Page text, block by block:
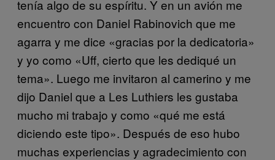
tenía algo de su espíritu. Y en un avión me
encuentro con Daniel Rabinovich que me
agarra y me dice «gracias por la dedicatoria»
y yo como «Uff, cierto que les dediqué un
tema». Luego me invitaron al camerino y me
dijo Daniel que a Les Luthiers les gustaba
mucho mi trabajo y como «qué me está
diciendo este tipo». Después de eso hubo
muchas experiencias y agradecimiento con